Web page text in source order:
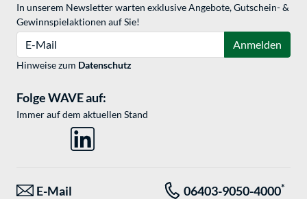
In unserem Newsletter warten exklusive Angebote, Gutschein- &
Gewinnspielaktionen auf Sie!
Anmelden
Hinweise zum Datenschutz
Folge WAVE auf:
Immer auf dem aktuellen Stand
E-Mail 06403-9050-4000*